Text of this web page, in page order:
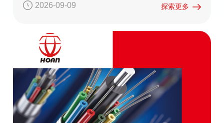
2026-09-09 探索更多